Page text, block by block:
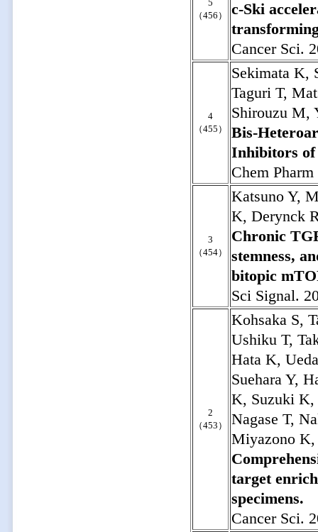
5
（456）
c-Ski
Cancer Sci.
4
（455）
Sekimata K,
Taguri T,
Shirouzu M,
Bis-
Inhibitors of
Chem
3
（454）
Katsuno Y,
K, Derynck
Chronic
stemness,
bitopic
Sci Signal.
2
（453）
Kohsaka S,
Ushiku T,
Hata K,
Suehara Y,
K, Suzuki K,
Nagase T,
Miyazono
target
specimens.
Cancer Sci.